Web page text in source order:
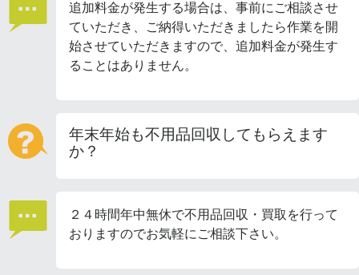
追加料金が発生する場合は、事前にご相談させ
ていただき、ご納得いただきましたら作業を開
始させていただきますので、追加料金が発生す
ることはありません。
年末年始も不用品回収してもらえます
か？
２４時間年中無休で不用品回収・買取を行って
おりますのでお気軽にご相談下さい。